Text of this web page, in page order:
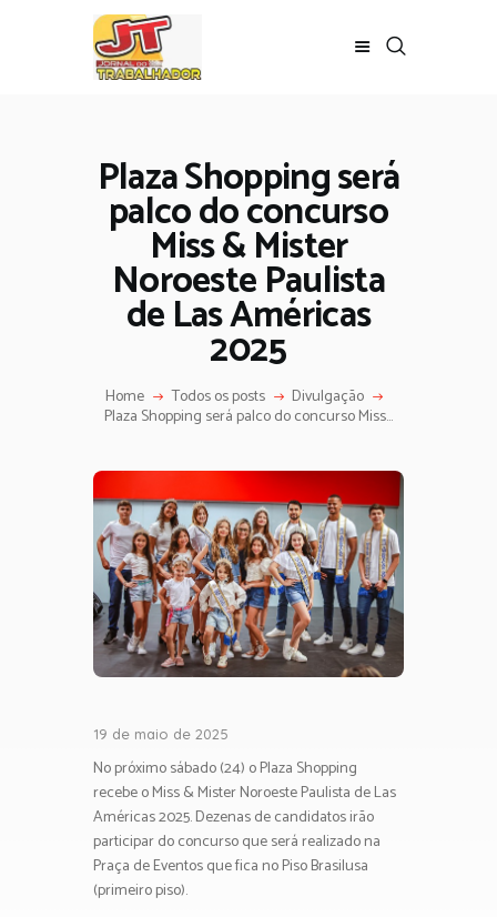
Plaza Shopping será
palco do concurso
Miss & Mister
Noroeste Paulista
de Las Américas
2025
Home Todos os posts Divulgação
Plaza Shopping será palco do concurso Miss...
19 de maio de 2025
No próximo sábado (24) o Plaza Shopping
recebe o Miss & Mister Noroeste Paulista de Las
Américas 2025. Dezenas de candidatos irão
participar do concurso que será realizado na
Praça de Eventos que fica no Piso Brasilusa
(primeiro piso).